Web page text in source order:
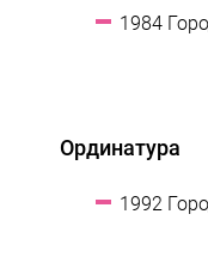
1984
Ординатура
1992